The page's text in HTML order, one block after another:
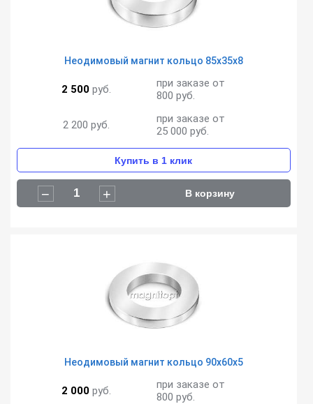
Неодимовый магнит кольцо 85х35х8
2 500 руб.
при заказе от
800 руб.
2 200 руб.
при заказе от
25 000 руб.
Неодимовый магнит кольцо 90х60х5
2 000 руб.
при заказе от
800 руб.